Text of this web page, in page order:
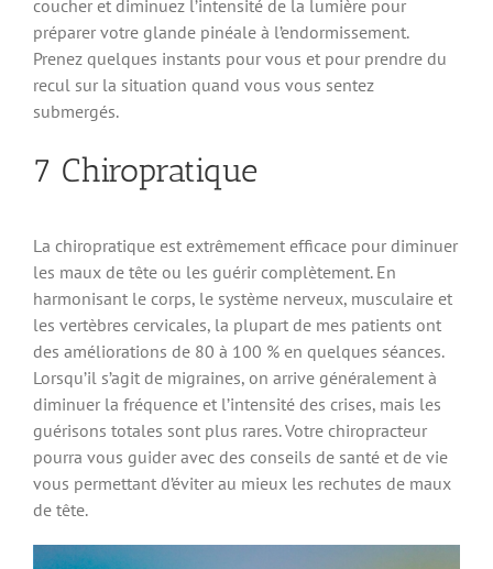
coucher et diminuez l’intensité de la lumière pour
préparer votre glande pinéale à l’endormissement.
Prenez quelques instants pour vous et pour prendre du
recul sur la situation quand vous vous sentez
submergés.
7 Chiropratique
La chiropratique est extrêmement efficace pour diminuer
les maux de tête ou les guérir complètement. En
harmonisant le corps, le système nerveux, musculaire et
les vertèbres cervicales, la plupart de mes patients ont
des améliorations de 80 à 100 % en quelques séances.
Lorsqu’il s’agit de migraines, on arrive généralement à
diminuer la fréquence et l’intensité des crises, mais les
guérisons totales sont plus rares. Votre chiropracteur
pourra vous guider avec des conseils de santé et de vie
vous permettant d’éviter au mieux les rechutes de maux
de tête.